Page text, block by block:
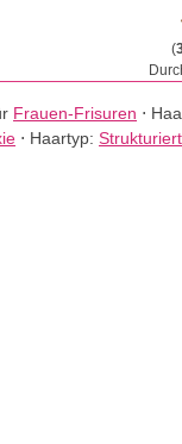
(
Frauen-Frisuren ⋅
⋅ Haartyp: